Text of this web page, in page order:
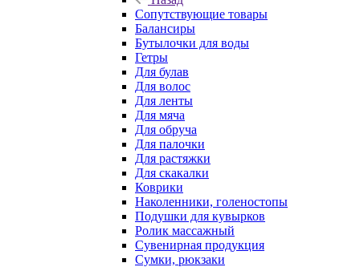
Сопутствующие товары
Балансиры
Бутылочки для воды
Гетры
Для булав
Для волос
Для ленты
Для мяча
Для обруча
Для палочки
Для растяжки
Для скакалки
Коврики
Наколенники, голеностопы
Подушки для кувырков
Ролик массажный
Сувенирная продукция
Сумки, рюкзаки